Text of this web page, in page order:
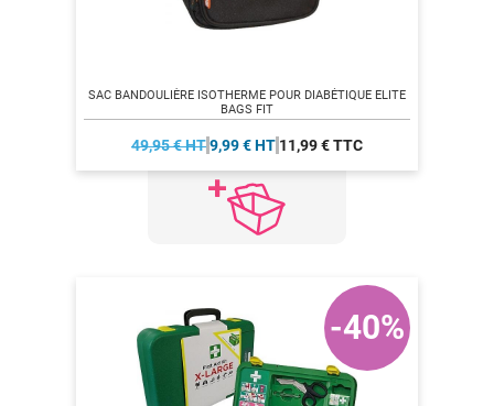
SAC BANDOULIÈRE ISOTHERME POUR DIABÉTIQUE ELITE
BAGS FIT
49,95 € HT9,99 € HT 11,99 € TTC
-40%